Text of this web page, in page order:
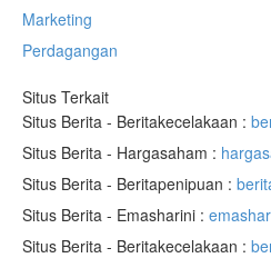
Marketing
Perdagangan
Situs Terkait
Situs Berita - Beritakecelakaan :
Situs Berita - Hargasaham :
Situs Berita - Beritapenipuan :
Situs Berita - Emasharini :
Situs Berita - Beritakecelakaan :